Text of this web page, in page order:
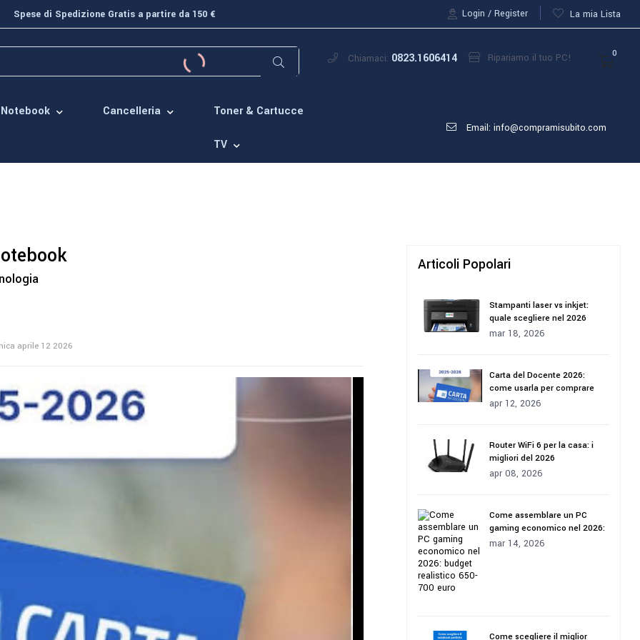
Spese di Spedizione Gratis a partire da 150 € La mia Lista
Login Register
0
Chiamaci: 0823.1606414 Ripariamo il tuo PC!
Notebook Cancelleria Toner & Cartucce
TV
Email: info@compramisubito.com
aprile 12 2026
Articoli Popolari
Stampanti laser vs inkjet:
quale scegliere nel 2026
mar 18, 2026
Carta del Docente 2026:
come usarla per comprare
tecnologia
apr 12, 2026
Router WiFi 6 per la casa: i
migliori del 2026
apr 08, 2026
Come assemblare un PC
gaming economico nel 2026:
budget realistico 650-700
mar 14, 2026
Come scegliere il miglior